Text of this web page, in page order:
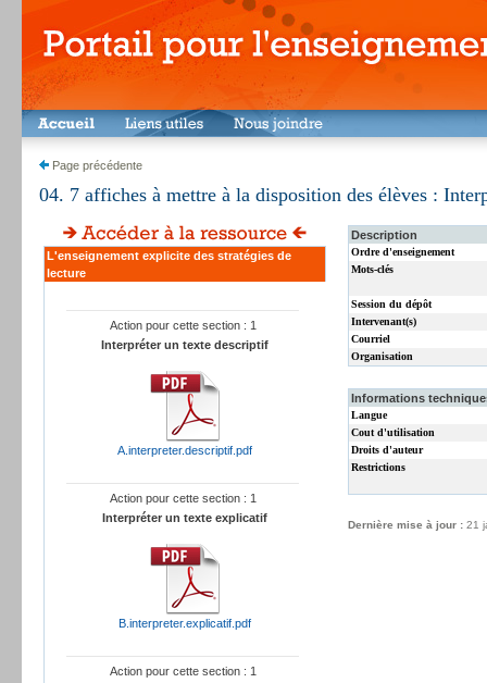
Page précédente
04. 7 affiches à mettre à la disposition des élèves :
L'enseignement explicite des stratégies de
lecture
Action pour cette section : 1
Interpréter un texte descriptif
A.interpreter.descriptif.pdf
Action pour cette section : 1
Interpréter un texte explicatif
B.interpreter.explicatif.pdf
Action pour cette section : 1
Description
Ordre d'enseignement
Mots-clés
Session du dépôt
Intervenant(s)
Courriel
Organisation
Informations
Langue
Cout d'utilisation
Droits d'auteur
Restrictions
Dernière mise à jour : 21